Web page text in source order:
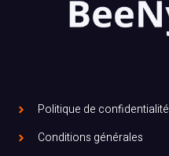
Politique de confidentialité
Conditions générales